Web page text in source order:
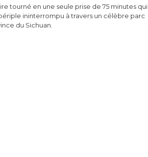
tourné en une seule prise de 75 minutes qui
ininterrompu à travers un célèbre parc
du Sichuan.